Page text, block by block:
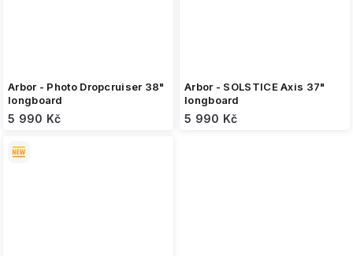
Arbor - Photo Dropcruiser 38"
longboard
5 990 Kč
Arbor - SOLSTICE Axis 37"
longboard
5 990 Kč